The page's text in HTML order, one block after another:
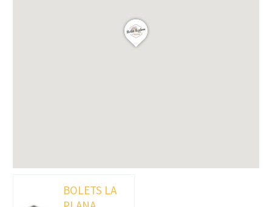
BOLETS LA